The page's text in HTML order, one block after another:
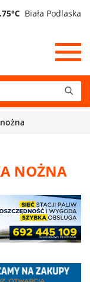
Biała Podlaska
NOŻNA